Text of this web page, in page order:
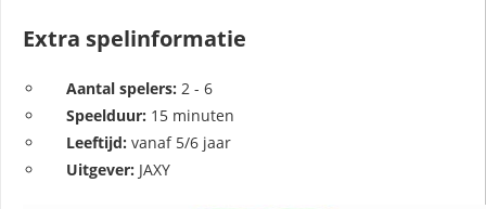
Extra spelinformatie
Aantal spelers: 2 - 6
Speelduur: 15 minuten
Leeftijd: vanaf 5/6 jaar
Uitgever: JAXY